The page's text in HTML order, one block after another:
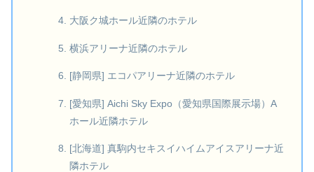
大阪ク城ホール近隣のホテル
横浜アリーナ近隣のホテル
[静岡県] エコパアリーナ近隣のホテル
[愛知県] Aichi Sky Expo（愛知県国際展示場）A
ホール近隣ホテル
[北海道] 真駒内セキスイハイムアイスアリーナ近
隣ホテル